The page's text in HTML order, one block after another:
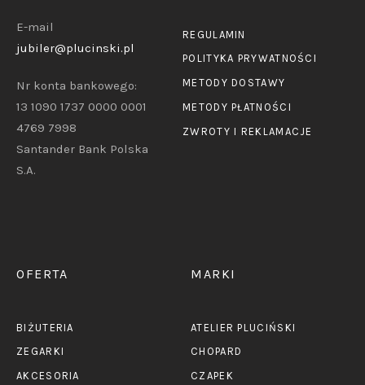
E-mail
jubiler@plucinski.pl
Nr konta bankowego:
13 1090 1737 0000 0001
4769 7998
Santander Bank Polska
S.A.
REGULAMIN
POLITYKA PRYWATNOŚCI
METODY DOSTAWY
METODY PŁATNOŚCI
ZWROTY I REKLAMACJE
OFERTA
BIŻUTERIA
ZEGARKI
AKCESORIA
MARKI
ATELIER PLUCIŃSKI
CHOPARD
CZAPEK